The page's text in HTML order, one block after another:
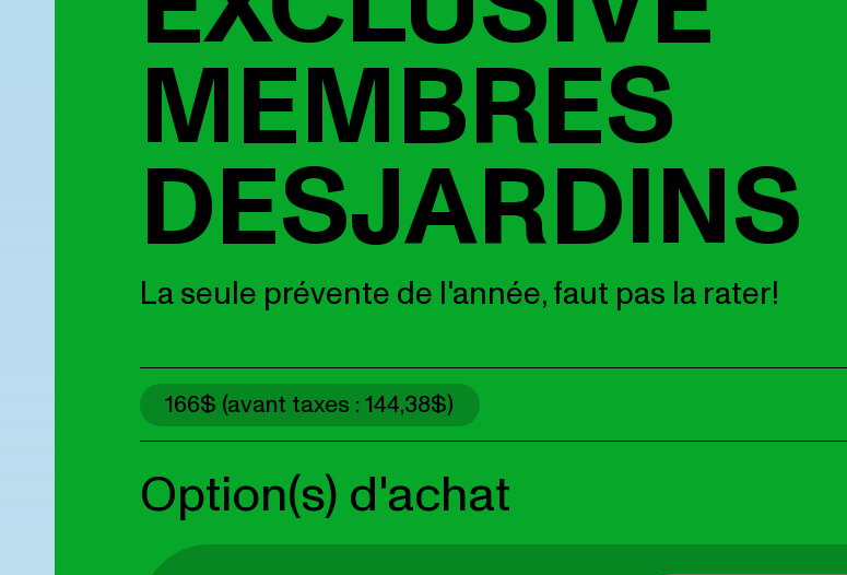
MEMBRES
DESJARDINS
La seule prévente de l'année, faut pas la rater!
166$ (avant taxes : 144,38$)
Option(s) d'achat